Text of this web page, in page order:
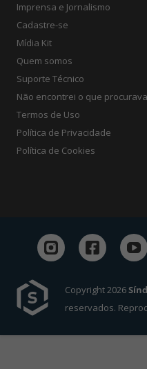
Imprensa e Jornalismo
Cadastre-se
Mídia Kit
Quem somos
Suporte Técnico
Não encontrei o que procurava
Termos de Uso
Política de Privacidade
Política de Cookies
Copyright 2026
reservados.